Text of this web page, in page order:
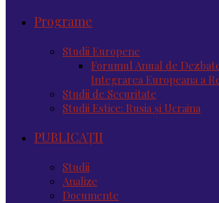
Programe
Studii Europene
Forumul Anual de
Integrarea Europeana a
Studii de Securitate
Studii Estice: Rusia și Ucraina
PUBLICAȚII
Studii
Analize
Documente